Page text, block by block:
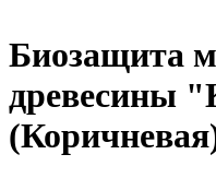
Биозащита
древесины